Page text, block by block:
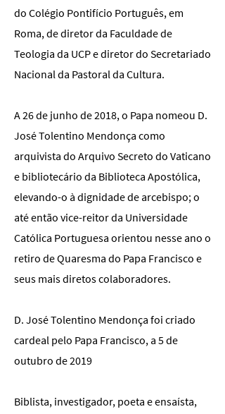
do Colégio Pontifício Português, em
Roma, de diretor da Faculdade de
Teologia da UCP e diretor do Secretariado
Nacional da Pastoral da Cultura.
A 26 de junho de 2018, o Papa nomeou D.
José Tolentino Mendonça como
arquivista do Arquivo Secreto do Vaticano
e bibliotecário da Biblioteca Apostólica,
elevando-o à dignidade de arcebispo; o
até então vice-reitor da Universidade
Católica Portuguesa orientou nesse ano o
retiro de Quaresma do Papa Francisco e
seus mais diretos colaboradores.
D. José Tolentino Mendonça foi criado
cardeal pelo Papa Francisco, a 5 de
outubro de 2019
Biblista, investigador, poeta e ensaísta,